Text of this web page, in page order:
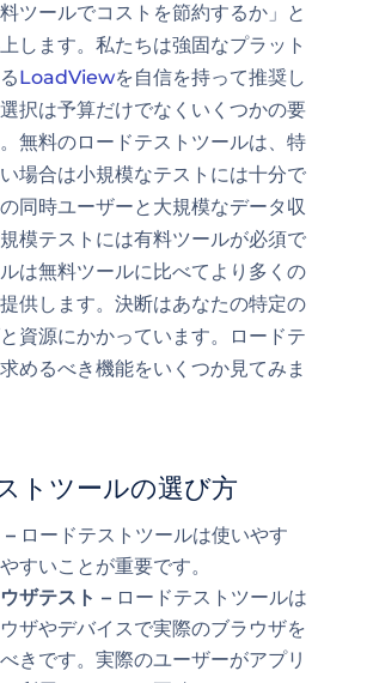
ツールでコストを節約するか」と
します。私たちは強固なプラット
LoadViewを自信を持って推奨し
択は予算だけでなくいくつかの要
無料のロードテストツールは、特
場合は小規模なテストには十分で
同時ユーザーと大規模なデータ収
模テストには有料ツールが必須で
は無料ツールに比べてより多くの
供します。決断はあなたの特定の
資源にかかっています。ロードテ
めるべき機能をいくつか見てみま
トツールの選び方
–ロードテストツールは使いやす
すいことが重要です。
ザテスト –ロードテストツールは
ザやデバイスで実際のブラウザを
きです。実際のユーザーがアプリ